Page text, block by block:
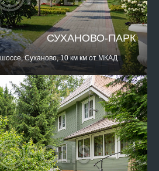
СУХАНОВО-ПАРК
Суханово, 10 км км от МКАД